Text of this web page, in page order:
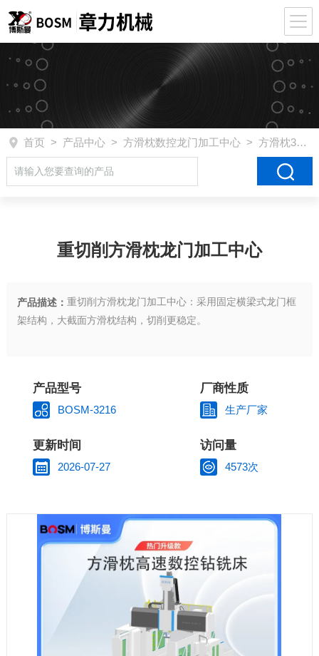
首页 > 产品中心> 方滑枕数控龙门加工中心> 方滑枕3216
重切削方滑枕龙门加工中心
产品描述： 重切削方滑枕龙门加工中心：采用固定横梁式龙门框
架结构，大截面方滑枕结构，切削更稳定。
产品型号
BOSM-3216
厂商性质
生产厂家
更新时间
2026-07-27
访问量
4573次